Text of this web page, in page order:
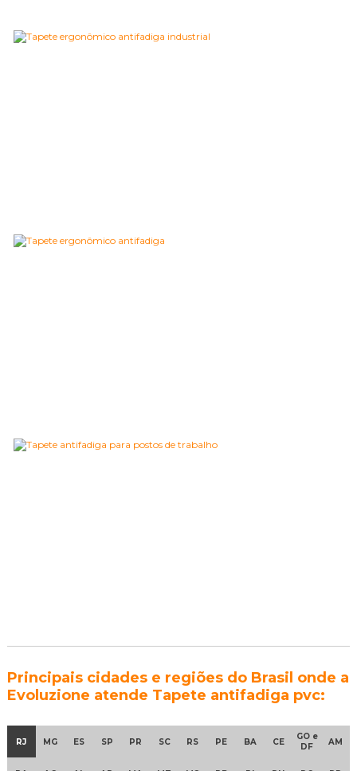
Principais cidades e regiões do Brasil onde a
Evoluzione atende Tapete antifadiga pvc:
RJ MG ES SP PR SC RS PE BA CE
GO e
DF
AM